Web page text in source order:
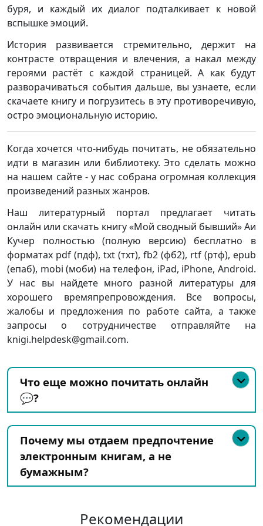
буря, и каждый их диалог подталкивает к новой
вспышке эмоций.
История развивается стремительно, держит на
контрасте отвращения и влечения, а накал между
героями растёт с каждой страницей. А как будут
разворачиваться события дальше, вы узнаете, если
скачаете книгу и погрузитесь в эту противоречивую,
остро эмоциональную историю.
Когда хочется что-нибудь почитать, не обязательно
идти в магазин или библиотеку. Это сделать можно
на нашем сайте - у нас собрана огромная коллекция
произведений разных жанров.
Наш литературный портал предлагает читать
онлайн или скачать книгу «Мой сводный бывший» Аи
Кучер полностью (полную версию) бесплатно в
форматах pdf (пдф), txt (тхт), fb2 (фб2), rtf (ртф), epub
(епаб), mobi (моби) на телефон, iPad, iPhone, Android.
У нас вы найдете много разной литературы для
хорошего времяпрепровождения. Все вопросы,
жалобы и предложения по работе сайта, а также
запросы о сотрудничестве отправляйте на
knigi.helpdesk@gmail.com.
Что еще можно почитать онлайн
💬?
Почему мы отдаем предпочтение
электронным книгам, а не
бумажным?
Рекомендации